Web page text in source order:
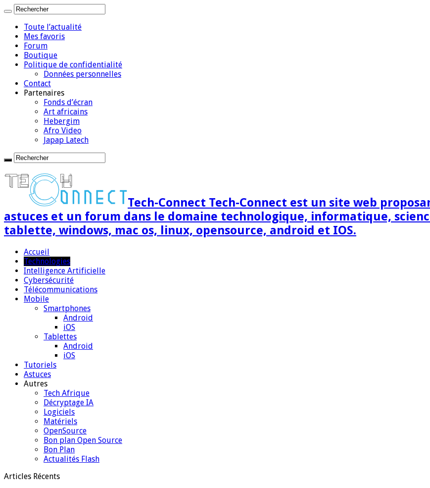
Toute l’actualité
Mes favoris
Forum
Boutique
Politique de confidentialité
Données personnelles
Contact
Partenaires
Fonds d’écran
Art africains
Hebergim
Afro Video
Japap Latech
Tech-Connect Tech-Connect est un site web
astuces et un forum dans le domaine technologique, informatique,
tablette, windows, mac os, linux, opensource, android et IOS.
Accueil
Technologies
Intelligence Artificielle
Cybersécurité
Télécommunications
Mobile
Smartphones
Android
iOS
Tablettes
Android
iOS
Tutoriels
Astuces
Autres
Tech Afrique
Décryptage IA
Logiciels
Matériels
OpenSource
Bon plan Open Source
Bon Plan
Actualités Flash
Articles Récents